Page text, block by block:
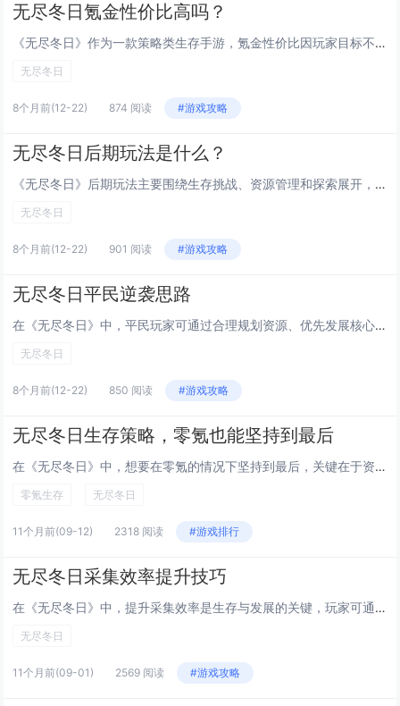
无尽冬日氪金性价比高吗？
《无尽冬日》作为一款策略类生存手游，氪金性价比因玩家目标不同而异，对于追求快速发展的核心玩家来说，适度充值可显著提升资源获取与英雄强度，节省大量养成时间，性价比较高；但普通玩家通过日常任务和活动也能逐步积累资源，长期游玩同样能体验完整内容，...
无尽冬日
8个月前(12-22) 874 阅读 #游戏攻略
无尽冬日后期玩法是什么？
《无尽冬日》后期玩法主要围绕生存挑战、资源管理和探索展开，玩家需在极端寒冷环境中维持角色体温、食物与精神状态，通过建造庇护所、收集物资、制作工具来提升生存能力，随着游戏推进，可解锁更多地图区域，遭遇随机事件与NPC互动，揭开世界背后的秘密，...
无尽冬日
8个月前(12-22) 901 阅读 #游戏攻略
无尽冬日平民逆袭思路
在《无尽冬日》中，平民玩家可通过合理规划资源、优先发展核心建筑与兵种实现逆袭，建议前期专注提升资源产出，稳步升级主城，避免过度消耗体力与时间在高消耗战斗中，利用联盟互助、参与低门槛活动获取稳定奖励，积攒关键道具，中期集中培养1-2支主力队伍...
无尽冬日
8个月前(12-22) 850 阅读 #游戏攻略
无尽冬日生存策略，零氪也能坚持到最后
在《无尽冬日》中，想要在零氪的情况下坚持到最后，关键在于资源的合理分配与高效利用，优先升级保暖建筑，确保角色体温维持；合理安排探索队伍，获取稀缺物资；建造高效取暖设施，减少资源消耗，通过科技树解锁关键技能，提升生存效率，选择合适的避难所位置...
零氪生存 无尽冬日
11个月前(09-12) 2318 阅读 #游戏排行
无尽冬日采集效率提升技巧
在《无尽冬日》中，提升采集效率是生存与发展的关键，玩家可通过升级工具、合理分配角色属性、选择高效采集点以及利用天气变化来提高资源获取速度，组建采集队伍、使用加速道具和优化采集路线也能显著提升效率，掌握这些技巧，有助于玩家在游戏中更快积累资源...
无尽冬日
11个月前(09-01) 2569 阅读 #游戏攻略